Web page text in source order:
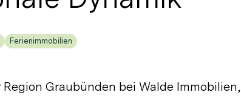
Ferienimmobilien
Graubünden bei Walde